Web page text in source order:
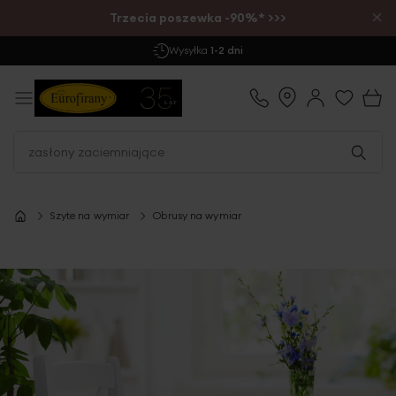
Trzecia poszewka -90%* >>> ×
Wysyłka 1-2 dni
Szyte na wymiar Obrusy na wymiar
Przejdź
na
koniec
galerii